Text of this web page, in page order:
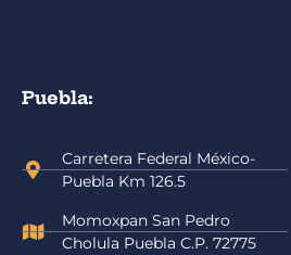
Puebla:
Carretera Federal México-
Puebla Km 126.5
Momoxpan San Pedro
Cholula Puebla C.P. 72775